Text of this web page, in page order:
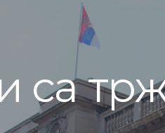
са